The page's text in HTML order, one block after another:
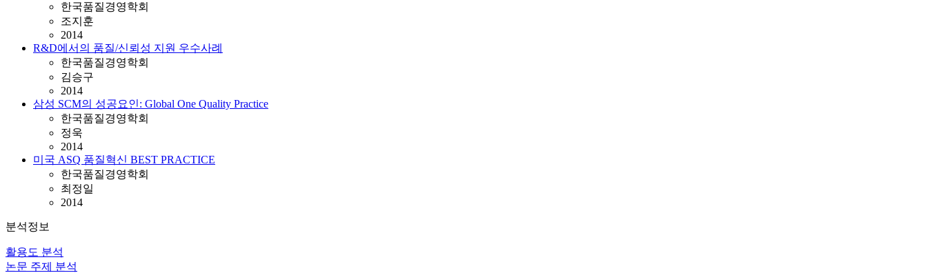
한국품질경영학회
조지훈
2014
R&D에서의 품질/신뢰성 지원 우수사례
한국품질경영학회
김승구
2014
삼성 SCM의 성공요인: Global One Quality Practice
한국품질경영학회
정욱
2014
미국 ASQ 품질혁신 BEST PRACTICE
한국품질경영학회
최정일
2014
분석정보
활용도 분석
논문 주제 분석